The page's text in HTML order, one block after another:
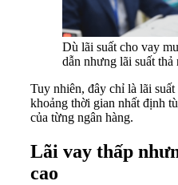
Dù lãi suất cho vay
dẫn nhưng lãi suất
Tuy nhiên, đây chỉ là lãi
khoảng thời gian nhất định
của từng ngân hàng.
Lãi vay thấp
cao